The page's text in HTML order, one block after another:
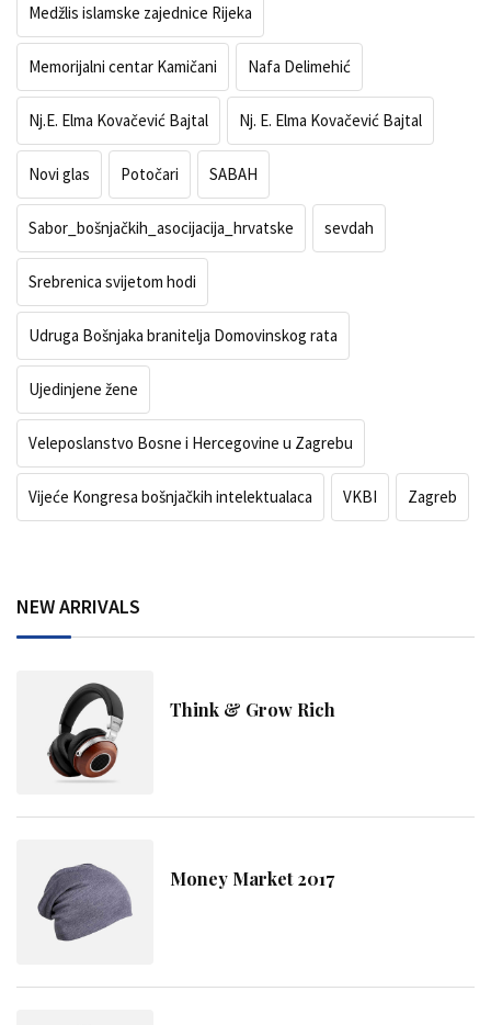
Medžlis islamske zajednice Rijeka
Memorijalni centar Kamičani Nafa Delimehić
Nj.E. Elma Kovačević Bajtal Nj. E. Elma Kovačević Bajtal
Novi glas Potočari SABAH
Sabor_bošnjačkih_asocijacija_hrvatske sevdah
Srebrenica svijetom hodi
Udruga Bošnjaka branitelja Domovinskog rata
Ujedinjene žene
Veleposlanstvo Bosne i Hercegovine u Zagrebu
Vijeće Kongresa bošnjačkih intelektualaca VKBI Zagreb
NEW ARRIVALS
Think & Grow Rich
Money Market 2017